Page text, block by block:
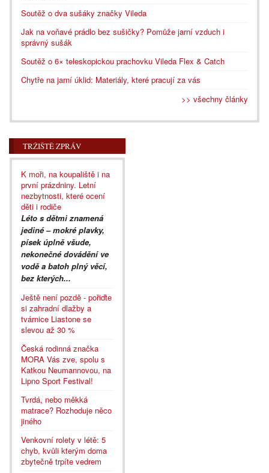
Soutěž o dva sušáky značky Vileda
Jak na voňavé prádlo bez sušičky? Pomůže jarní vzduch i
správný sušák
Soutěž o 6× teleskopickou prachovku Vileda Flex & Catch
Chytře na jarní úklid: Materiály, které pracují za vás
>> všechny články
TRŽIŠTĚ ZPRÁV
K moři, na koupaliště i na
první prázdniny. Letní
nezbytnosti, které ocení
děti i rodiče
Léto s dětmi znamená
jediné – mokré plavky,
písek úplně všude,
nekonečné dovádění ve
vodě a batoh plný věcí,
bez kterých...
Ještě není pozdě - pořiďte
si zahradní dlažby a
tvárnice Liastone se
slevou až 30 %
Česká rodinná značka
MORA Vás zve, spolu s
Katkou Neumannovou, na
Lipno Sport Festival!
Tvrdá, nebo měkká
matrace? Rozhoduje něco
jiného
Venkovní rolety v létě: 5
chyb, kvůli kterým doma
zbytečně trpíte vedrem